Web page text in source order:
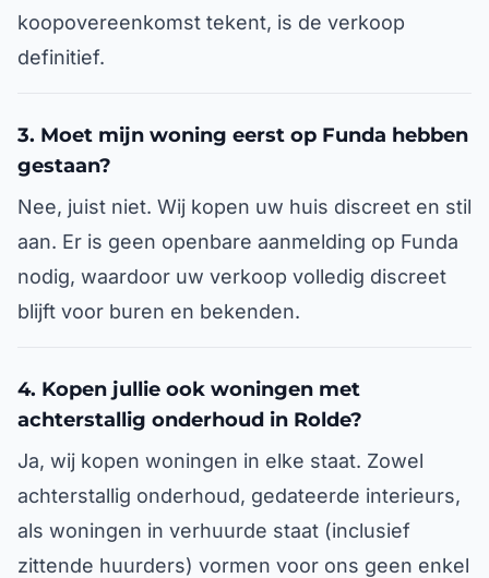
koopovereenkomst tekent, is de verkoop
definitief.
3. Moet mijn woning eerst op Funda hebben
gestaan?
Nee, juist niet. Wij kopen uw huis discreet en stil
aan. Er is geen openbare aanmelding op Funda
nodig, waardoor uw verkoop volledig discreet
blijft voor buren en bekenden.
4. Kopen jullie ook woningen met
achterstallig onderhoud in Rolde?
Ja, wij kopen woningen in elke staat. Zowel
achterstallig onderhoud, gedateerde interieurs,
als woningen in verhuurde staat (inclusief
zittende huurders) vormen voor ons geen enkel